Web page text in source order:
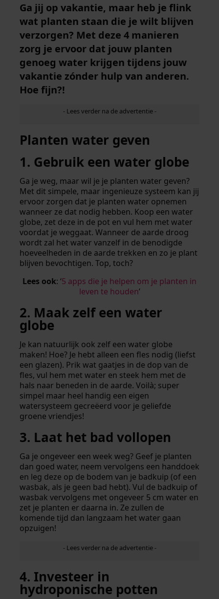
Ga jij op vakantie, maar heb je flink
wat planten staan die je wilt blijven
verzorgen? Met deze 4 manieren
zorg je ervoor dat jouw planten
genoeg water krijgen tijdens jouw
vakantie zónder hulp van anderen.
Hoe fijn?!
Planten water geven
1. Gebruik een water globe
Ga je weg, maar wil je je planten water geven?
Met dit simpele, maar ingenieuze systeem kan jij
ervoor zorgen dat je planten water opnemen
wanneer ze dat nodig hebben. Koop een water
globe, zet deze in de pot en vul hem met water
voordat je weggaat. Wanneer de aarde droog
wordt zal het water vanzelf in de benodigde
hoeveelheden in de aarde trekken en zo je plant
blijven bevochtigen. Top, toch?
Lees ook: ‘5 apps die je helpen om je planten in
leven te houden’
2. Maak zelf een water
globe
Je kan natuurlijk ook zelf een water globe
maken! Hoe? Je hebt alleen een fles nodig (liefst
een glazen). Prik wat gaatjes in de dop van de
fles, vul hem met water en steek hem met de
hals naar beneden in de aarde. Voilà; super
simpel maar heel handig een eigen
watersysteem gecreëerd voor je geliefde
groene vriendjes!
3. Laat het bad vollopen
Ga je ongeveer een week weg? Geef je planten
dan goed water, neem vervolgens een handdoek
en leg deze op de bodem van je badkuip (of een
wasbak, als je geen bad hebt). Vul de badkuip of
wasbak vervolgens met ongeveer 5 cm water en
zet je planten er daarna in. Ze zullen de
komende tijd dan langzaam het water gaan
opzuigen!
4. Investeer in
hydroponische potten